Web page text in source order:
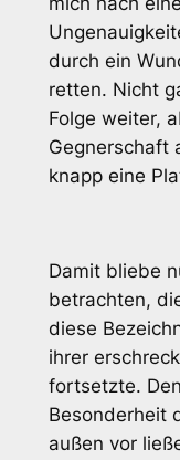
durch ein
retten. Nicht
Folge weiter,
Gegnerschaft
knapp eine
Damit bliebe
betrachten,
diese
ihrer
fortsetzte.
Besonderheit
außen vor